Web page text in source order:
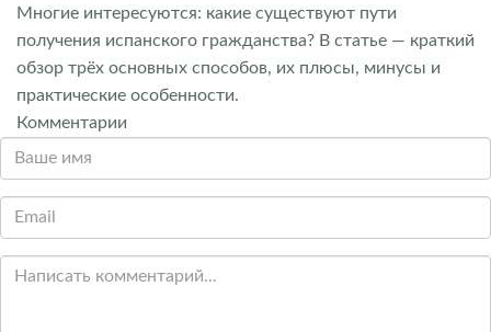
Многие интересуются: какие существуют пути
получения испанского гражданства? В статье — краткий
обзор трёх основных способов, их плюсы, минусы и
практические особенности.
Комментарии